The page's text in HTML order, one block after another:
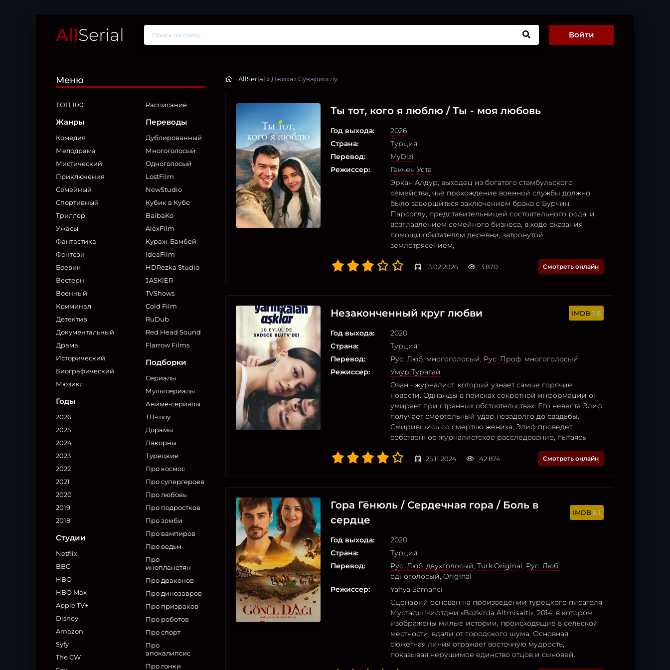
AllSerial Войти
Меню
ТОП 100
Жанры
Комедия
Мелодрама
Мистический
Приключения
Семейный
Спортивный
Триллер
Ужасы
Фантастика
Фэнтези
Боевик
Вестерн
Военный
Криминал
Детектив
Документальный
Драма
Исторический
Биографический
Мюзикл
Годы
2026
2025
2024
2023
2022
2021
2020
2019
2018
Студии
Netflix
BBC
HBO
HBO Max
Apple TV+
Disney
Amazon
Syfy
The CW
Расписание
Переводы
Дублированный
Многоголосый
Одноголосый
LostFilm
NewStudio
Кубик в Кубе
BaibaKo
AlexFilm
Кураж-Бамбей
IdeaFilm
HDRezka Studio
JASKIER
TVShows
Cold Film
RuDub
Red Head Sound
Flarrow Films
Подборки
Сериалы
Мультсериалы
Аниме-сериалы
ТВ-шоу
Дорамы
Лакорны
Турецкие
Про космос
Про супергероев
Про любовь
Про подростков
Про зомби
Про вампиров
Про ведьм
Про
инопланетян
Про драконов
Про динозавров
Про призраков
Про роботов
Про спорт
Про
апокалипсис
Про гонки
AllSerial » Джихат Сувариоглу
Ты тот, кого я люблю / Ты - моя любовь
Год выхода:
2026
Страна:
Турция
Перевод:
MyDizi
Режиссер:
Гёкчен Уста
Эркан Алдур, выходец из богатого стамбульского
семейства, чьё прохождение военной службы должно
было завершиться заключением брака с Бурчин
Парсоглу, представительницей состоятельного рода, и
возглавлением семейного бизнеса, в ходе оказания
помощи обитателям деревни, затронутой
землетрясением,
13.02.2026 3 870 Смотреть онлайн
Незаконченный круг любви 7.8
Год выхода:
2020
Страна:
Турция
Перевод:
Рус. Люб. многоголосый, Рус. Проф. многоголосый
Режиссер:
Умур Турагай
Озан - журналист, который узнает самые горячие
новости. Однажды в поисках секретной информации он
умирает при странных обстоятельствах. Его невеста Элиф
получает смертельный удар незадолго до свадьбы.
Смирившись со смертью жениха, Элиф проведет
собственное журналистское расследование, пытаясь
25.11.2024 42 874 Смотреть онлайн
Гора Гёнюль / Сердечная гора / Боль в
сердце
8.1
Год выхода:
2020
Страна:
Турция
Перевод:
Рус. Люб. двухголосый, Turk.Original, Рус. Люб.
одноголосый, Original
Режиссер:
Yahya Samanci
Сценарий основан на произведении турецкого писателя
Мустафы Чифтджи «Bozkirda Altmisalti», 2014, в котором
изображены милые истории, происходящие в сельской
местности, вдали от городского шума. Основная
сюжетная линия отражает восточную мудрость,
показывая нерушимое единство отцов и сыновей.